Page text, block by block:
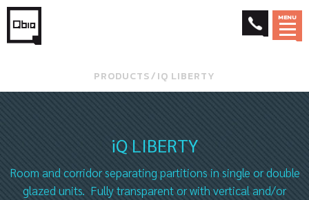
MENU
PRODUCTS ⁄ IQ LIBERTY
iQ LIBERTY
Room and corridor separating partitions in single or double
glazed units. Fully transparent or with vertical and/or